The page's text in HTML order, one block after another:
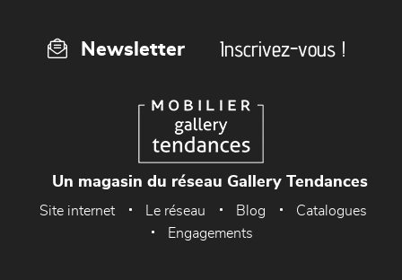
Newsletter Inscrivez-vous !
Un magasin du réseau Gallery Tendances
Site internet Le réseau Blog
Catalogues
Engagements